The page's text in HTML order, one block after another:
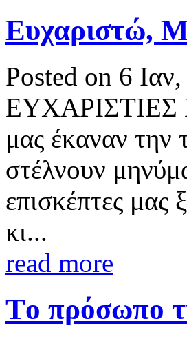
Ευχαριστώ,
Posted on 6
ΕΥΧΑΡΙΣΤΙΕΣ
μας έκαναν την
στέλνουν
επισκέπτες μας
κι...
read more
Tο πρόσωπο